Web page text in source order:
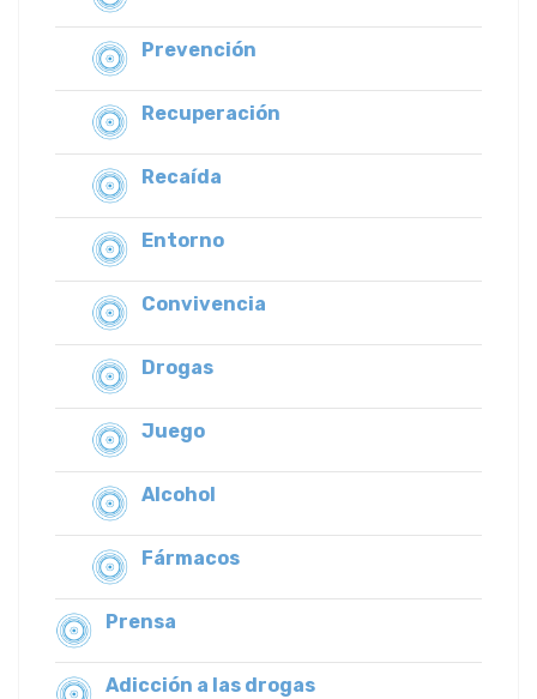
Prevención
Recuperación
Recaída
Entorno
Convivencia
Drogas
Juego
Alcohol
Fármacos
Prensa
Adicción a las drogas